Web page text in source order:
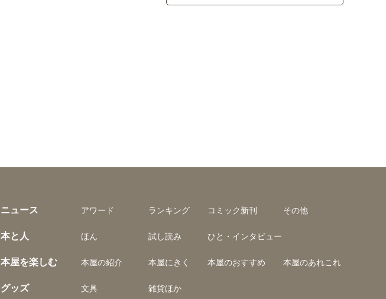
ニュース アワード ランキング コミック新刊 その他
本と人 ほん 試し読み ひと・インタビュー
本屋を楽しむ 本屋の紹介 本屋にきく 本屋のおすすめ 本屋のあれこれ
グッズ 文具 雑貨ほか